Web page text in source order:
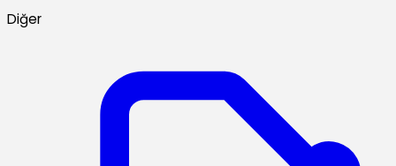
Diğer